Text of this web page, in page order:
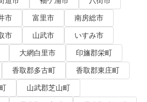
市 富里市
南房総市
市 山武市
いすみ市
大網白里市
印旛郡栄町
香取郡多古町
香取郡東庄町
山武郡芝山町